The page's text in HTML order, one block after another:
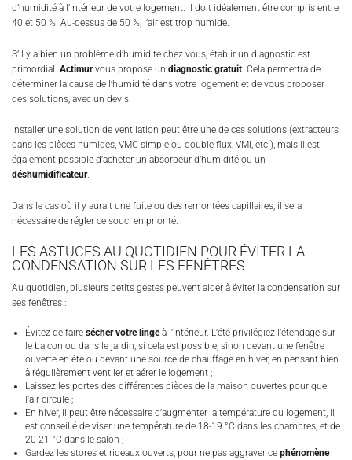
d’humidité à l’intérieur de votre logement. Il doit idéalement être compris entre
40 et 50 %. Au-dessus de 50 %, l’air est trop humide.
S’il y a bien un problème d’humidité chez vous, établir un diagnostic est
primordial. Actimurvous propose un diagnostic gratuit. Cela permettra de
déterminer la cause de l’humidité dans votre logement et de vous proposer
des solutions, avec un devis.
Installer une solution de ventilation peut être une de ces solutions (extracteurs
dans les pièces humides, VMC simple ou double flux, VMI, etc.), mais il est
également possible d’acheter un absorbeur d’humidité ou un
déshumidificateur.
Dans le cas où il y aurait une fuite ou des remontées capillaires, il sera
nécessaire de régler ce souci en priorité.
LES ASTUCES AU QUOTIDIEN POUR ÉVITER LA
CONDENSATION SUR LES FENÊTRES
Au quotidien, plusieurs petits gestes peuvent aider à éviter la condensation sur
ses fenêtres :
Évitez de faire sécher votre lingeà l’intérieur. L’été privilégiez l’étendage sur
le balcon ou dans le jardin, si cela est possible, sinon devant une fenêtre
ouverte en été ou devant une source de chauffage en hiver, en pensant bien
à régulièrement ventiler et aérer le logement ;
Laissez les portes des différentes pièces de la maison ouvertes pour que
l’air circule ;
En hiver, il peut être nécessaire d’augmenter la température du logement, il
est conseillé de viser une température de 18-19 °C dans les chambres, et de
20-21 °C dans le salon ;
Gardez les stores et rideaux ouverts, pour ne pas aggraver ce phénomène